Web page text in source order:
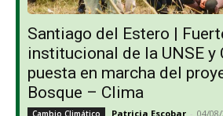
Santiago del Estero |
institucional de la UNSE y
puesta en marcha del
Bosque – Clima
Patricia Escobar - 04/